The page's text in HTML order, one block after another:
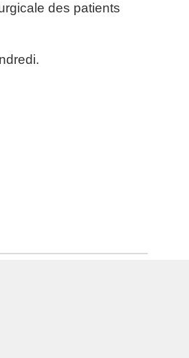
des patients